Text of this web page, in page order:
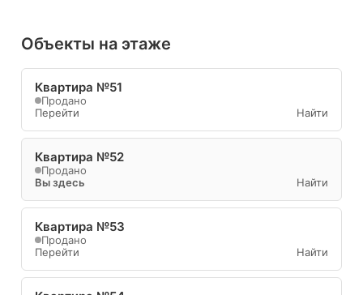
Объекты на этаже
Квартира №51
Продано
Перейти
Найти
Квартира №52
Продано
Вы здесь
Найти
Квартира №53
Продано
Перейти
Найти